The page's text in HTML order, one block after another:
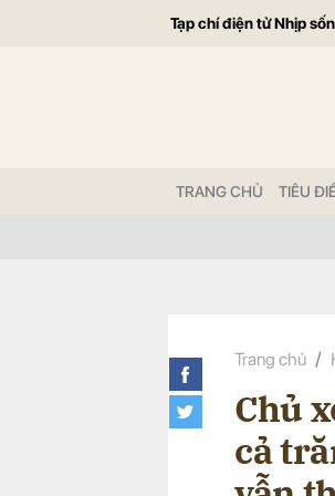
Tạp chí điện tử Nhịp
TRANG CHỦ TIÊU
Trang chủ
Chủ
cả